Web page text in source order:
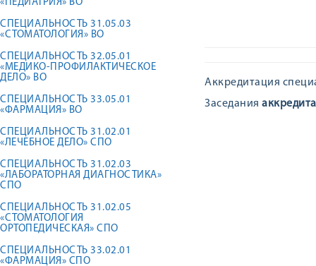
«ПЕДИАТРИЯ» ВО
СПЕЦИАЛЬНОСТЬ 31.05.03
«СТОМАТОЛОГИЯ» ВО
СПЕЦИАЛЬНОСТЬ 32.05.01
«МЕДИКО-ПРОФИЛАКТИЧЕСКОЕ
ДЕЛО» ВО
СПЕЦИАЛЬНОСТЬ 33.05.01
«ФАРМАЦИЯ» ВО
СПЕЦИАЛЬНОСТЬ 31.02.01
«ЛЕЧЕБНОЕ ДЕЛО» СПО
СПЕЦИАЛЬНОСТЬ 31.02.03
«ЛАБОРАТОРНАЯ ДИАГНОСТИКА»
СПО
СПЕЦИАЛЬНОСТЬ 31.02.05
«СТОМАТОЛОГИЯ
ОРТОПЕДИЧЕСКАЯ» СПО
СПЕЦИАЛЬНОСТЬ 33.02.01
«ФАРМАЦИЯ» СПО
Аккредитация
Заседания